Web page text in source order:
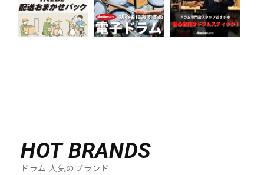
HOT BRANDS
ドラム 人気のブランド